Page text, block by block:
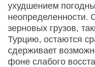
ухудшением
неопределенности.
зерновых грузов,
Турцию, остаются
сдерживает
фоне слабого